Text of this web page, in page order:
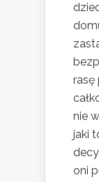
rasę
nie
jaki
oni